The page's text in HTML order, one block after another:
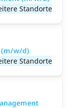
Standorte
(m/w/d)
Standorte